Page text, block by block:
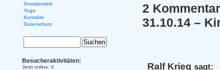
2
31.10.14 –
Ralf Krieg sagt:
Sozialprojekt
Yoga
Kontakte
Datenschutz
Besucheraktivitäten:
Jetzt online: 0